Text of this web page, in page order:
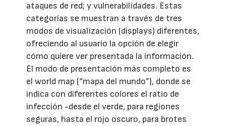
ataques de red; y vulnerabilidades. Estas
categorías se muestran a través de tres
modos de visualización (displays) diferentes,
ofreciendo al usuario la opción de elegir
cómo quiere ver presentada la información.
El modo de presentación más completo es
el world map (“mapa del mundo”), donde se
indica con diferentes colores el ratio de
infección -desde el verde, para regiones
seguras, hasta el rojo oscuro, para brotes